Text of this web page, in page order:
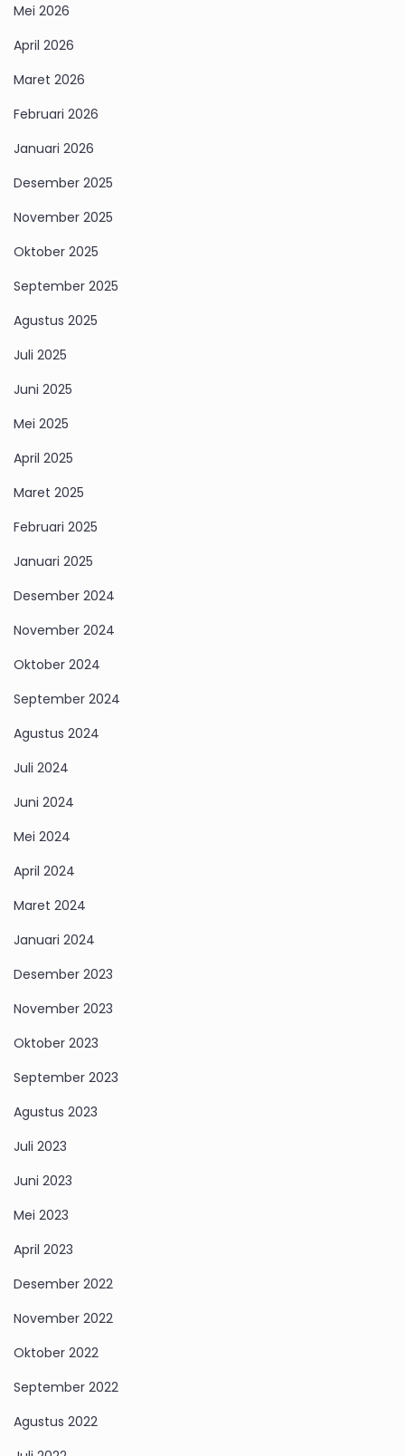
Mei 2026
April 2026
Maret 2026
Februari 2026
Januari 2026
Desember 2025
November 2025
Oktober 2025
September 2025
Agustus 2025
Juli 2025
Juni 2025
Mei 2025
April 2025
Maret 2025
Februari 2025
Januari 2025
Desember 2024
November 2024
Oktober 2024
September 2024
Agustus 2024
Juli 2024
Juni 2024
Mei 2024
April 2024
Maret 2024
Januari 2024
Desember 2023
November 2023
Oktober 2023
September 2023
Agustus 2023
Juli 2023
Juni 2023
Mei 2023
April 2023
Desember 2022
November 2022
Oktober 2022
September 2022
Agustus 2022